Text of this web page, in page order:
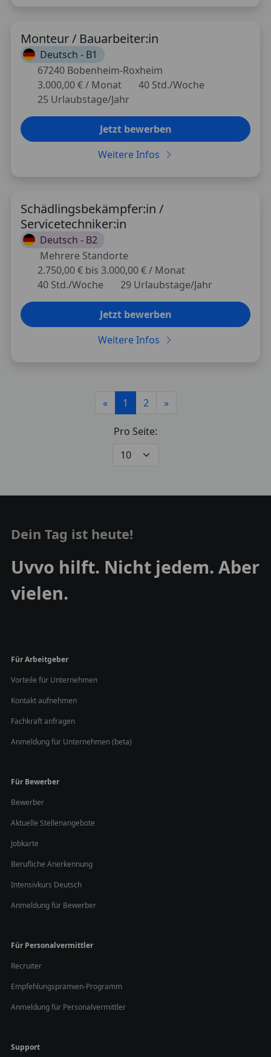
Monteur / Bauarbeiter:in
Deutsch - B1
67240 Bobenheim-Roxheim
3.000,00 € / Monat
40 Std./Woche
25 Urlaubstage/Jahr
Jetzt bewerben
Weitere Infos
Schädlingsbekämpfer:in /
Servicetechniker:in
Deutsch - B2
Mehrere Standorte
2.750,00 € bis 3.000,00 € / Monat
40 Std./Woche
29 Urlaubstage/Jahr
Jetzt bewerben
Weitere Infos
« 1 2 »
Pro Seite:
Dein Tag ist heute!
Uvvo hilft. Nicht jedem. Aber
vielen.
Für Arbeitgeber
Vorteile für Unternehmen
Kontakt aufnehmen
Fachkraft anfragen
Anmeldung für Unternehmen (beta)
Für Bewerber
Bewerber
Aktuelle Stellenangebote
Jobkarte
Berufliche Anerkennung
Intensivkurs Deutsch
Anmeldung für Bewerber
Für Personalvermittler
Recruiter
Empfehlungsprämien-Programm
Anmeldung für Personalvermittler
Support